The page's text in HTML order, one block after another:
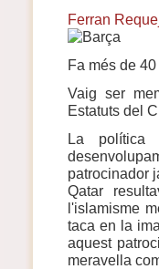
Ferran
Fa més de
Vaig ser
Estatuts del
La política
patrocinador
Qatar
l'islamisme
taca en la
aquest
meravella